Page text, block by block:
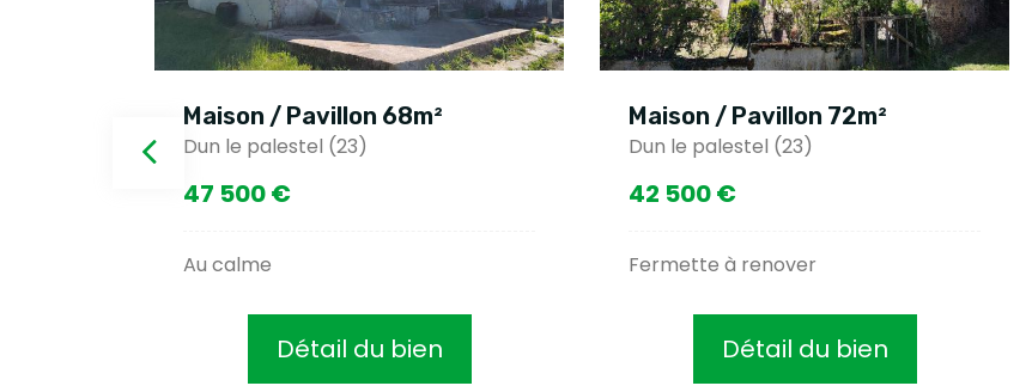
Maison / Pavillon 68m²
Dun le palestel (23)
47 500 €
Au calme
Détail du bien
Maison / Pavillon 72m²
Dun le palestel (23)
42 500 €
Fermette à renover
Détail du bien